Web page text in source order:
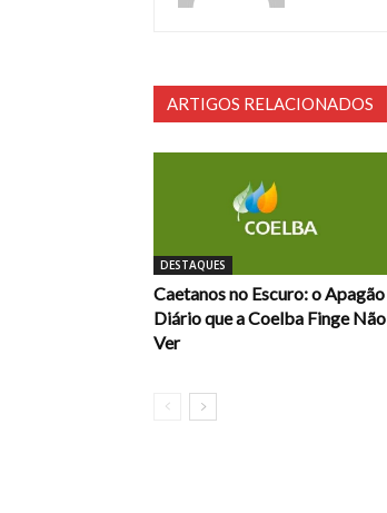
ARTIGOS RELACIONADOS
DESTAQUES
Caetanos no Escuro: o Apagão
Diário que a Coelba Finge Não
Ver